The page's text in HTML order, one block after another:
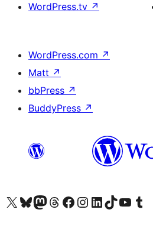
WordPress.tv ↗
WordPress.com ↗
Matt ↗
bbPress ↗
BuddyPress ↗
X (eski Twitter) hesabımıza bakın
Bluesky hesabımızı ziyaret edinMastodon hesabımızı ziyaret edinThreads hesabımızı ziyaret edinFacebook sayfamızı ziyaret edinInstagram hesabımızı ziyaret edinLinkedIn hesabımızı ziyaret edinTikTok hesabımızı ziyaret edinYouTube kanalımızı ziyaret edinTumblr hesabımızı ziyaret edin